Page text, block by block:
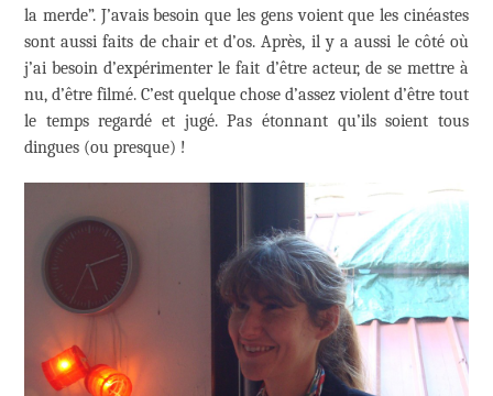
la merde”. J’avais besoin que les gens voient que les cinéastes
sont aussi faits de chair et d’os. Après, il y a aussi le côté où
j’ai besoin d’expérimenter le fait d’être acteur, de se mettre à
nu, d’être filmé. C’est quelque chose d’assez violent d’être tout
le temps regardé et jugé. Pas étonnant qu’ils soient tous
dingues (ou presque) !